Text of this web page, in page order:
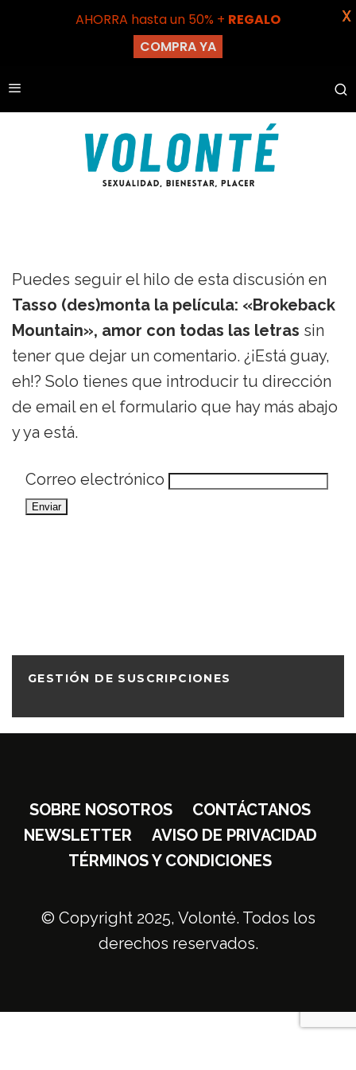
Puedes seguir el hilo de esta discusión en
Tasso (des)monta la película: «Brokeback
Mountain», amor con todas las letras sin
tener que dejar un comentario. ¿¡Está guay,
eh!? Solo tienes que introducir tu dirección
de email en el formulario que hay más abajo
y ya está.
Correo electrónico
GESTIÓN DE SUSCRIPCIONES
SOBRE NOSOTROS
CONTÁCTANOS
NEWSLETTER
AVISO DE PRIVACIDAD
TÉRMINOS Y CONDICIONES
© Copyright 2025, Volonté. Todos los
derechos reservados.
AHORRA hasta un 50% + REGALO
COMPRA YA
X